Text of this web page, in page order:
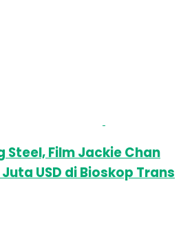
Steel, Film Jackie Chan
USD di Bioskop Trans